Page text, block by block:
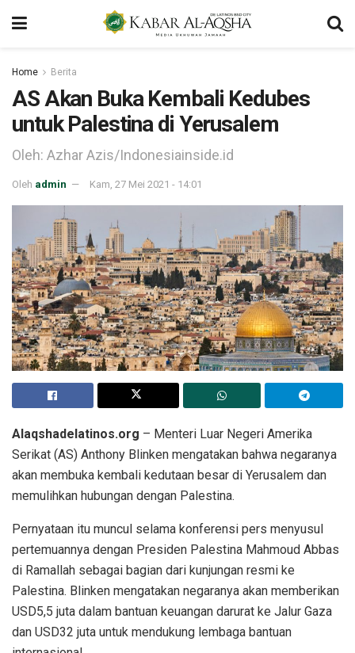
Home Berita
AS Akan Buka Kembali Kedubes
untuk Palestina di Yerusalem
Oleh: Azhar Azis/Indonesiainside.id
Oleh admin Kam, 27 Mei 2021 - 14:01
Alaqshadelatinos.org – Menteri Luar Negeri Amerika
Serikat (AS) Anthony Blinken mengatakan bahwa negaranya
akan membuka kembali kedutaan besar di Yerusalem dan
memulihkan hubungan dengan Palestina.
Pernyataan itu muncul selama konferensi pers menyusul
pertemuannya dengan Presiden Palestina Mahmoud Abbas
di Ramallah sebagai bagian dari kunjungan resmi ke
Palestina. Blinken mengatakan negaranya akan memberikan
USD5,5 juta dalam bantuan keuangan darurat ke Jalur Gaza
dan USD32 juta untuk mendukung lembaga bantuan